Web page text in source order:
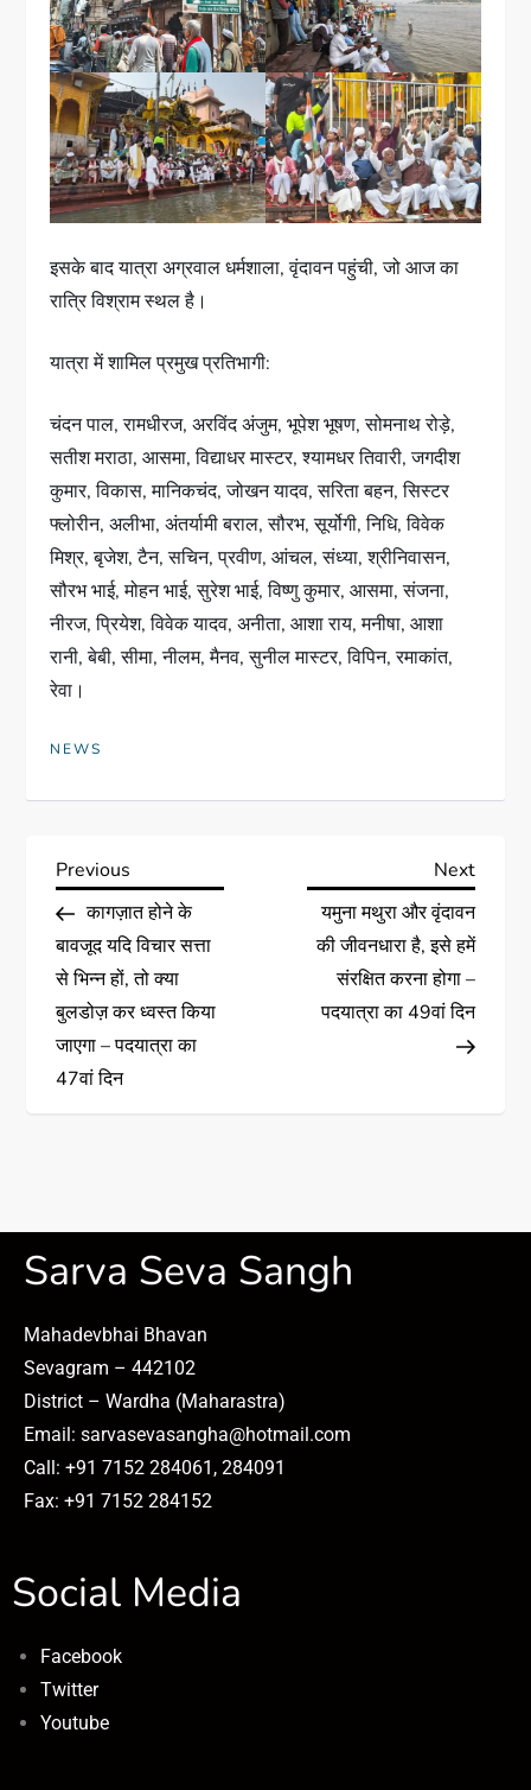
इसके बाद यात्रा अग्रवाल धर्मशाला, वृंदावन पहुंची, जो आज का
रात्रि विश्राम स्थल है।
यात्रा में शामिल प्रमुख प्रतिभागी:
चंदन पाल, रामधीरज, अरविंद अंजुम, भूपेश भूषण, सोमनाथ रोड़े,
सतीश मराठा, आसमा, विद्याधर मास्टर, श्यामधर तिवारी, जगदीश
कुमार, विकास, मानिकचंद, जोखन यादव, सरिता बहन, सिस्टर
फ्लोरीन, अलीभा, अंतर्यामी बराल, सौरभ, सूर्योगी, निधि, विवेक
मिश्र, बृजेश, टैन, सचिन, प्रवीण, आंचल, संध्या, श्रीनिवासन,
सौरभ भाई, मोहन भाई, सुरेश भाई, विष्णु कुमार, आसमा, संजना,
नीरज, प्रियेश, विवेक यादव, अनीता, आशा राय, मनीषा, आशा
रानी, बेबी, सीमा, नीलम, मैनव, सुनील मास्टर, विपिन, रमाकांत,
रेवा।
NEWS
Previous
कागज़ात होने के
बावजूद यदि विचार सत्ता
से भिन्न हों, तो क्या
बुलडोज़ कर ध्वस्त किया
जाएगा – पदयात्रा का
47वां दिन
Next
यमुना मथुरा और वृंदावन
की जीवनधारा है, इसे हमें
संरक्षित करना होगा –
पदयात्रा का 49वां दिन
Sarva Seva Sangh
Mahadevbhai Bhavan
Sevagram – 442102
District – Wardha (Maharastra)
Email: sarvasevasangha@hotmail.com
Call: +91 7152 284061, 284091
Fax: +91 7152 284152
Social Media
Facebook
Twitter
Youtube